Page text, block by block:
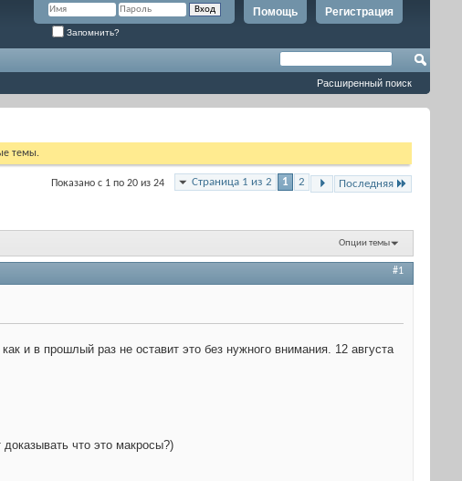
Регистрация
Помощь
Запомнить?
Расширенный поиск
темы.
Страница 1 из 2 1 2 Последняя
Показано с 1 по 20 из 24
Опции темы
#1
и в прошлый раз не оставит это без нужного внимания. 12 августа
что это макросы?)